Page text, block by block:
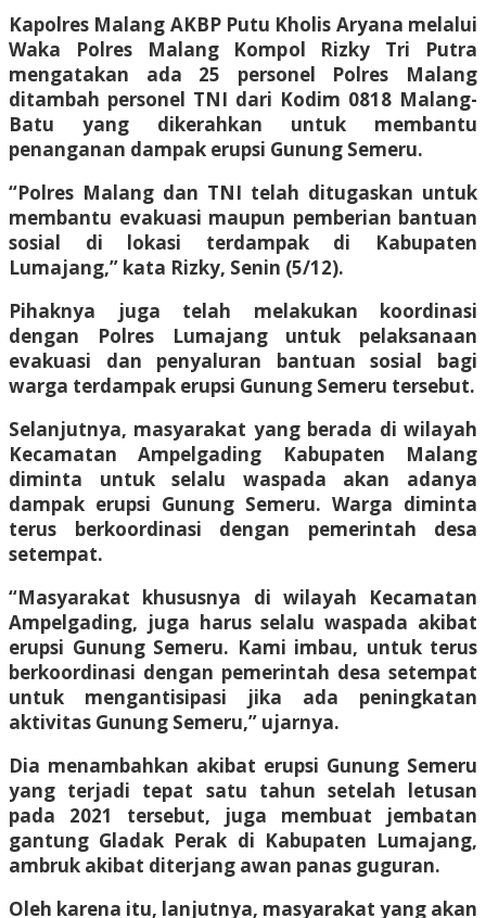
Kapolres Malang AKBP Putu Kholis Aryana melalui
Waka Polres Malang Kompol Rizky Tri Putra
mengatakan ada 25 personel Polres Malang
ditambah personel TNI dari Kodim 0818 Malang-
Batu yang dikerahkan untuk membantu
penanganan dampak erupsi Gunung Semeru.
“Polres Malang dan TNI telah ditugaskan untuk
membantu evakuasi maupun pemberian bantuan
sosial di lokasi terdampak di Kabupaten
Lumajang,” kata Rizky, Senin (5/12).
Pihaknya juga telah melakukan koordinasi
dengan Polres Lumajang untuk pelaksanaan
evakuasi dan penyaluran bantuan sosial bagi
warga terdampak erupsi Gunung Semeru tersebut.
Selanjutnya, masyarakat yang berada di wilayah
Kecamatan Ampelgading Kabupaten Malang
diminta untuk selalu waspada akan adanya
dampak erupsi Gunung Semeru. Warga diminta
terus berkoordinasi dengan pemerintah desa
setempat.
“Masyarakat khususnya di wilayah Kecamatan
Ampelgading, juga harus selalu waspada akibat
erupsi Gunung Semeru. Kami imbau, untuk terus
berkoordinasi dengan pemerintah desa setempat
untuk mengantisipasi jika ada peningkatan
aktivitas Gunung Semeru,” ujarnya.
Dia menambahkan akibat erupsi Gunung Semeru
yang terjadi tepat satu tahun setelah letusan
pada 2021 tersebut, juga membuat jembatan
gantung Gladak Perak di Kabupaten Lumajang,
ambruk akibat diterjang awan panas guguran.
Oleh karena itu, lanjutnya, masyarakat yang akan